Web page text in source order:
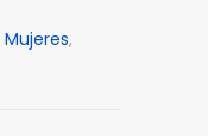
Mujeres,